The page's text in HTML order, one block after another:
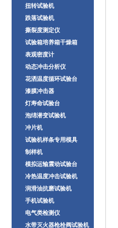
扭转试验机
跌落试验机
撕裂度测定仪
试验箱培养箱干燥箱
表观密度计
动态冲击分析仪
花洒温度循环试验台
漆膜冲击器
灯寿命试验台
泡绵潜变试验机
冲片机
试验机样条专用模具
制样机
模拟运输震动试验台
冷热温度冲击试验机
润滑油抗磨试验机
手机试验机
电气类检测仪
水带灭火器枪栓阀试验机